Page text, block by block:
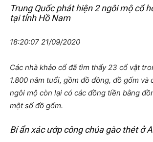
Trung Quốc phát hiện 2 ngôi mộ cổ
tại tỉnh Hồ Nam
18:20:07 21/09/2020
Các nhà khảo cổ đã tìm thấy 23 cổ vật
1.800 năm tuổi, gồm đồ đồng, đồ gốm và
ngôi mộ còn lại có các đồng tiền bằng
một số đồ gốm.
Bí ẩn xác ướp công chúa gào thét ở